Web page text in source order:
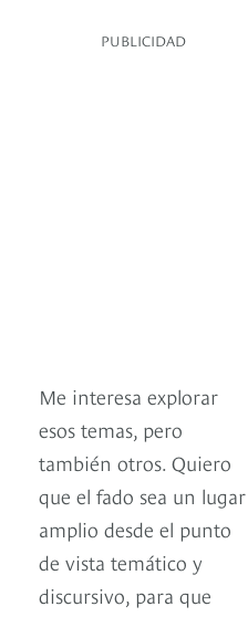
PUBLICIDAD
Me interesa explorar
esos temas, pero
también otros. Quiero
que el fado sea un lugar
amplio desde el punto
de vista temático y
discursivo, para que